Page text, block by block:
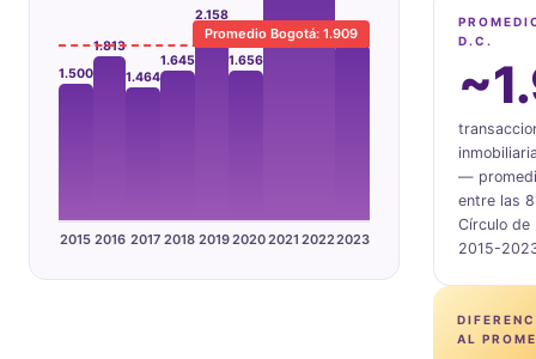
1.500
1.813
1.464
1.645
2.158
1.656
1.944
Promedio Bogotá: 1.909
2015 2016 2017 2018 201920202021 20222023
D.C.
—
entre las
Círculo de
2015-
AL